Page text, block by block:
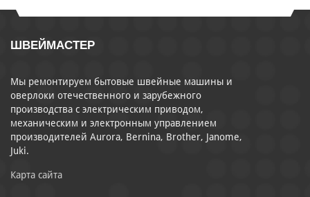
ШВЕЙМАСТЕР
Мы ремонтируем бытовые швейные машины и
оверлоки отечественного и зарубежного
производства с электрическим приводом,
механическим и электронным управлением
производителей Aurora, Bernina, Brother, Janome,
Juki.
Карта сайта